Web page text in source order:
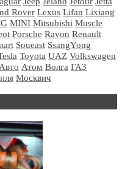
Rover Lexus Lifan Lixiang
MINI Mitsubishi Muscle
Porsche Ravon Renault
Soueast SsangYong
Toyota UAZ Volkswagen
Атом Волга ГАЗ
Москвич